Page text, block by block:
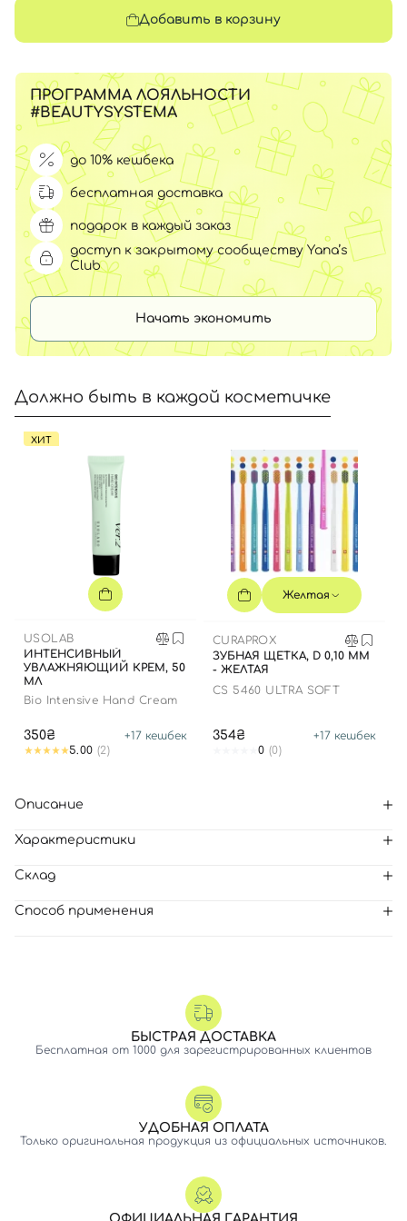
Добавить в корзину
ПРОГРАММА ЛОЯЛЬНОСТИ
#BEAUTYSYSTEMA
до 10% кешбека
бесплатная доставка
подарок в каждый заказ
доступ к закрытому сообществу Yana’s
Club
Начать экономить
Должно быть в каждой косметичке
ХИТ
USOLAB
ИНТЕНСИВНЫЙ
УВЛАЖНЯЮЩИЙ КРЕМ, 50
МЛ
Bio Intensive Hand Cream
350₴ +17 кешбек
5.00 (2)
Желтая
CURAPROX
ЗУБНАЯ ЩЕТКА, D 0,10 ММ
- ЖЕЛТАЯ
CS 5460 ULTRA SOFT
354₴ +17 кешбек
0 (0)
Описание
Характеристики
Склад
Способ применения
БЫСТРАЯ ДОСТАВКА
Бесплатная от 1000 для зарегистрированных клиентов
УДОБНАЯ ОПЛАТА
Только оригинальная продукция из официальных источников.